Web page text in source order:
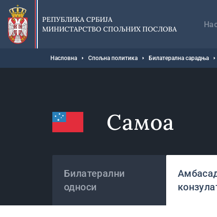
Прескочи
главни
део
садржаја
РЕПУБЛИКА СРБИЈА
МИНИСТАРСТВО СПОЉНИХ ПОСЛОВА
Мрвице
Насловна Спољна политика Билатерална сарадња
Самоа
Билатерални
односи